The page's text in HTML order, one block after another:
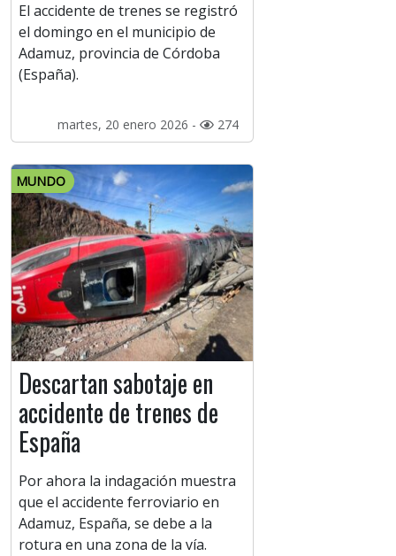
El accidente de trenes se registró
el domingo en el municipio de
Adamuz, provincia de Córdoba
(España).
martes, 20 enero 2026 - 274
MUNDO
Descartan sabotaje en
accidente de trenes de
España
Por ahora la indagación muestra
que el accidente ferroviario en
Adamuz, España, se debe a la
rotura en una zona de la vía.